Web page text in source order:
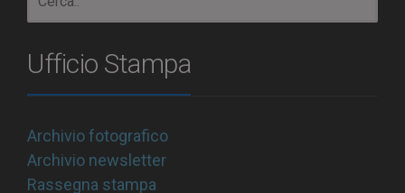
Ufficio Stampa
Archivio fotografico
Archivio newsletter
Rassegna stampa